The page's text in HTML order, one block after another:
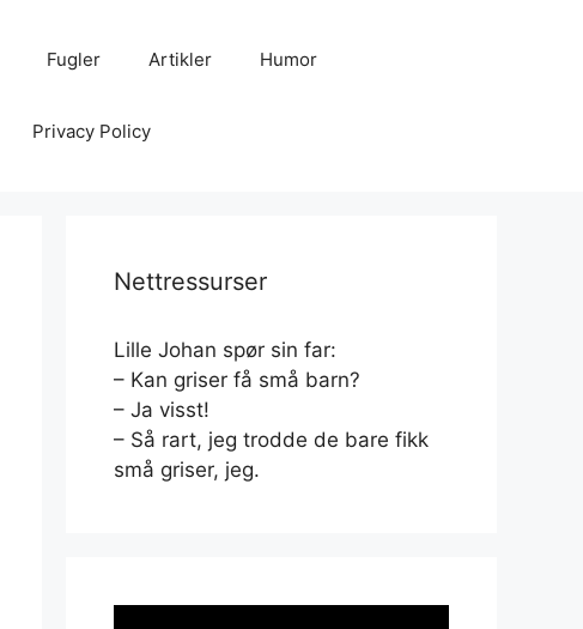
Fugler Artikler Humor
Privacy Policy
Nettressurser
Lille Johan spør sin far:
– Kan griser få små barn?
– Ja visst!
– Så rart, jeg trodde de bare fikk
små griser, jeg.